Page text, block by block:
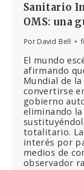
Sanitario
OMS: una
Por David Bell
El mundo
afirmando
Mundial de la
convertirse
gobierno
eliminando
totalitario.
interés por
medios de
observador